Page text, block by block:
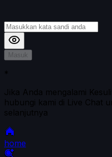
Masuk
*
Jika Anda mengalami
hubungi kami di Live Chat
selanjutnya
home